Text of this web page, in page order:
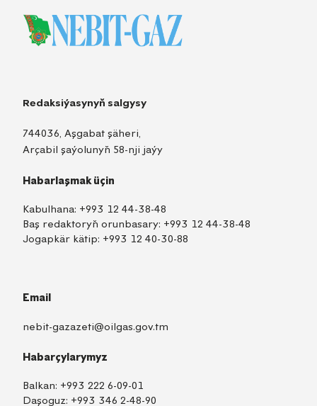
Redaksiýasynyň salgysy
744036, Aşgabat şäheri,
Arçabil şaýolunyň 58-nji jaýy
Habarlaşmak üçin
Kabulhana: +993 12 44-38-48
Baş redaktoryň orunbasary: +993 12 44-38-48
Jogapkär kätip: +993 12 40-30-88
Email
nebit-gazazeti@oilgas.gov.tm
Habarçylarymyz
Balkan: +993 222 6-09-01
Daşoguz: +993 346 2-48-90